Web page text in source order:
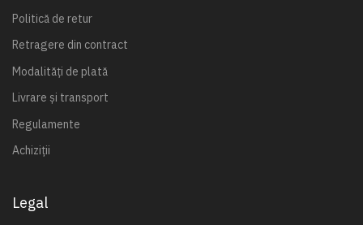
Politică de retur
Retragere din contract
Modalități de plată
Livrare și transport
Regulamente
Achiziții
Legal